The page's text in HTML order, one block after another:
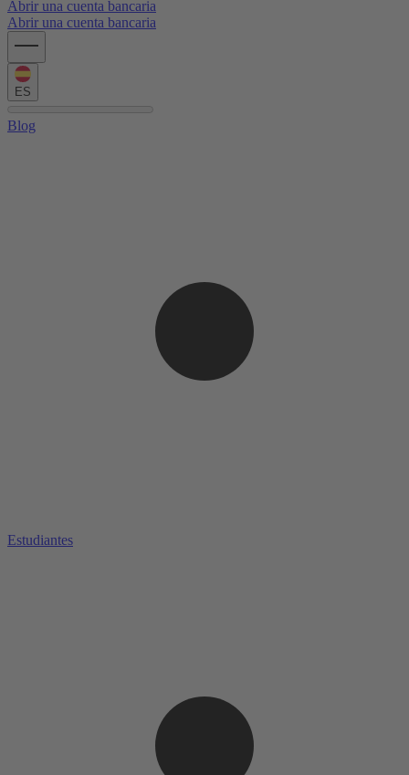
Abrir una cuenta bancaria
Abrir una cuenta bancaria
ES
Blog
Estudiantes